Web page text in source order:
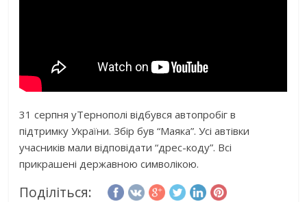
31 серпня уТернополі відбувся автопробіг в
підтримку України. Збір був “Маяка”. Усі автівки
учасників мали відповідати “дрес-коду”. Всі
прикрашені державною символікою.
Поділіться: